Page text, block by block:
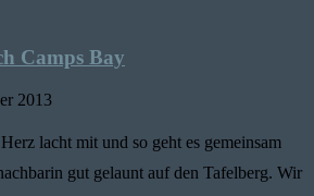
Camps Bay
2013
lacht mit und so geht es gemeinsam
gut gelaunt auf den Tafelberg. Wir